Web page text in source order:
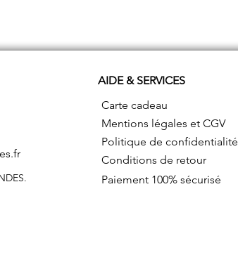
AIDE & SERVICES
Carte cadeau
Mentions légales et CGV
Politique de confidentialité
Conditions de retour
Paiement 100% sécurisé